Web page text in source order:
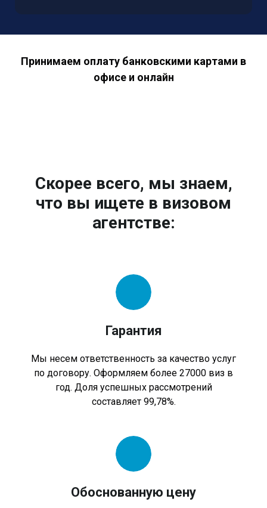
Принимаем оплату банковскими картами в
офисе и онлайн
Скорее всего, мы знаем,
что вы ищете в визовом
агентстве:
Гарантия
Мы несем ответственность за качество услуг
по договору. Оформляем более 27000 виз в
год. Доля успешных рассмотрений
составляет 99,78%.
Обоснованную цену